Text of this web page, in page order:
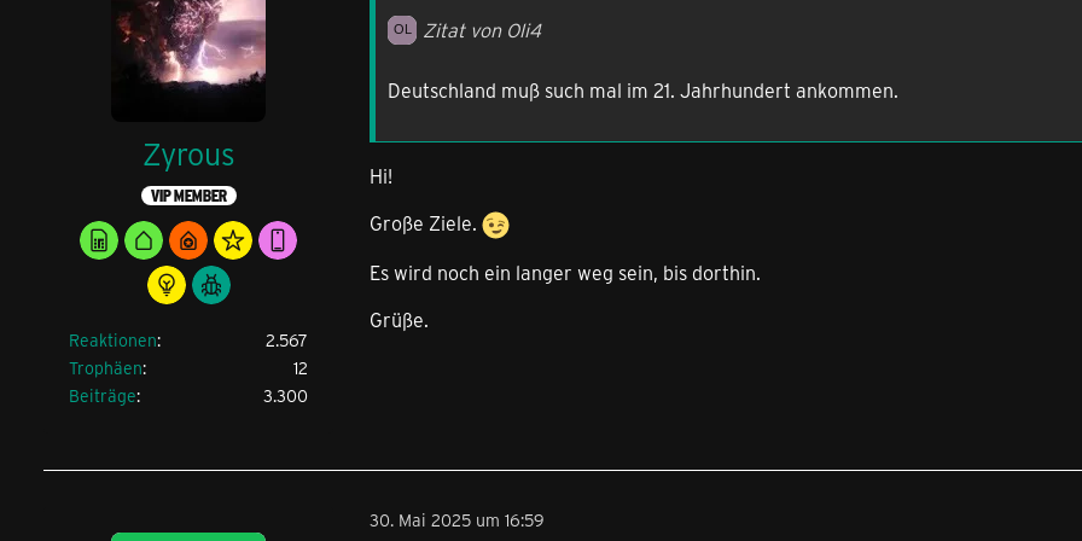
Zyrous
VIP MEMBER
Reaktionen
2.567
Trophäen
12
Beiträge
3.300
Zitat von Oli4
Deutschland muß such mal im 21. Jahrhundert ankommen.
Hi!
Große Ziele.
Es wird noch ein langer weg sein, bis dorthin.
Grüße.
30. Mai 2025 um 16:59